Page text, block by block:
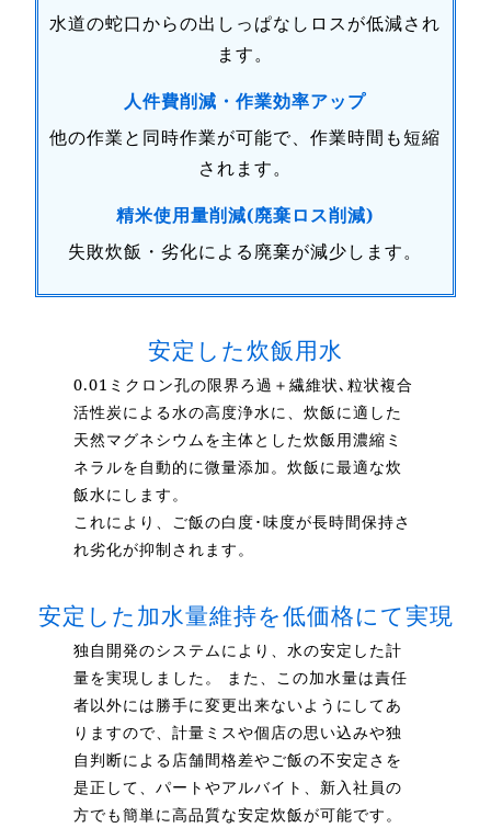
水道の蛇口からの出しっぱなしロスが低減され
ます。
人件費削減・作業効率アップ
他の作業と同時作業が可能で、作業時間も短縮
されます。
精米使用量削減(廃棄ロス削減)
失敗炊飯・劣化による廃棄が減少します。
安定した炊飯用水
0.01ミクロン孔の限界ろ過＋繊維状､粒状複合
活性炭による水の高度浄水に、炊飯に適した
天然マグネシウムを主体とした炊飯用濃縮ミ
ネラルを自動的に微量添加。炊飯に最適な炊
飯水にします。
これにより、ご飯の白度･味度が長時間保持さ
れ劣化が抑制されます。
安定した加水量維持を低価格にて実現
独自開発のシステムにより、水の安定した計
量を実現しました。 また、この加水量は責任
者以外には勝手に変更出来ないようにしてあ
りますので、計量ミスや個店の思い込みや独
自判断による店舗間格差やご飯の不安定さを
是正して、パートやアルバイト、新入社員の
方でも簡単に高品質な安定炊飯が可能です。